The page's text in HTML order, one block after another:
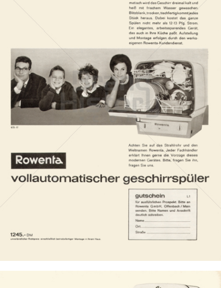
Rowenta
Groupe SEB Deutschland GmbH (Krups - Moulinex - Rowenta